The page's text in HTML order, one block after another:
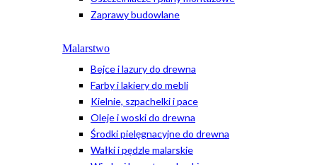
Zaprawy budowlane
Malarstwo
Bejce i lazury do drewna
Farby i lakiery do mebli
Kielnie, szpachelki i pace
Oleje i woski do drewna
Środki pielęgnacyjne do drewna
Wałki i pędzle malarskie